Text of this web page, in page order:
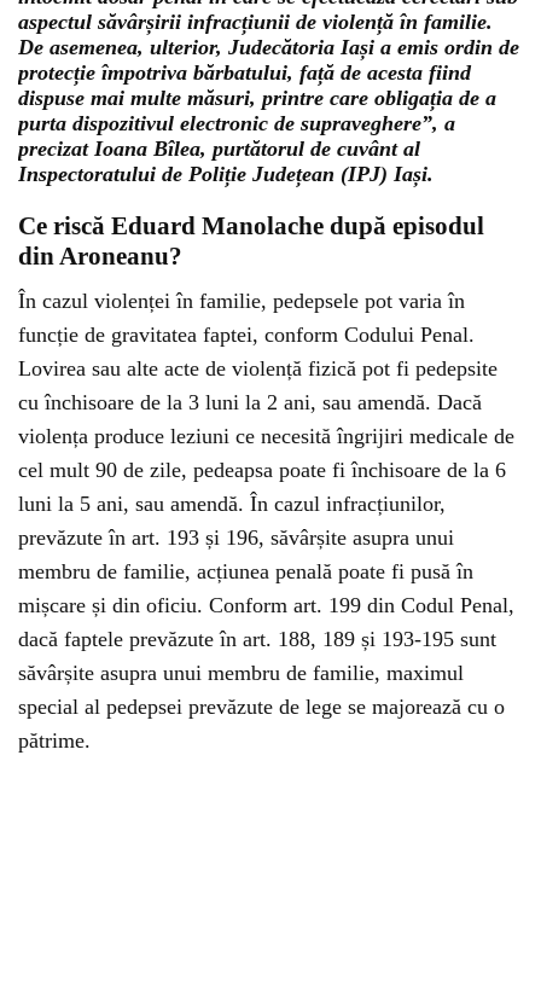
aspectul săvârșirii infracțiunii de violență în familie.
De asemenea, ulterior, Judecătoria Iași a emis ordin de
protecție împotriva bărbatului, față de acesta fiind
dispuse mai multe măsuri, printre care obligația de a
purta dispozitivul electronic de supraveghere”, a
precizat Ioana Bîlea, purtătorul de cuvânt al
Inspectoratului de Poliție Județean (IPJ) Iași.
Ce riscă Eduard Manolache după episodul
din Aroneanu?
În cazul violenței în familie, pedepsele pot varia în
funcție de gravitatea faptei, conform Codului Penal.
Lovirea sau alte acte de violență fizică pot fi pedepsite
cu închisoare de la 3 luni la 2 ani, sau amendă. Dacă
violența produce leziuni ce necesită îngrijiri medicale de
cel mult 90 de zile, pedeapsa poate fi închisoare de la 6
luni la 5 ani, sau amendă. În cazul infracțiunilor,
prevăzute în art. 193 și 196, săvârșite asupra unui
membru de familie, acțiunea penală poate fi pusă în
mișcare și din oficiu. Conform art. 199 din Codul Penal,
dacă faptele prevăzute în art. 188, 189 și 193-195 sunt
săvârșite asupra unui membru de familie, maximul
special al pedepsei prevăzute de lege se majorează cu o
pătrime.